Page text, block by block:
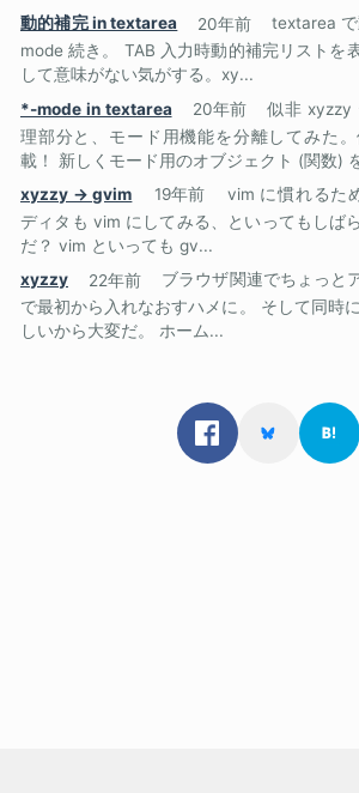
動的補完 in textarea
20年前
textarea
mode 続き。 TAB 入力時動的補完リストを
して意味がない気がする。xy...
*-mode in textarea
20年前
似非 xyzzy
理部分と、モード用機能を分離してみた
載！ 新しくモード用のオブジェクト (関数)
xyzzy -> gvim
19年前
vim に慣れるた
ディタも vim にしてみる、といってもしば
だ？ vim といっても gv...
xyzzy
22年前
ブラウザ関連でちょっと
で最初から入れなおすハメに。 そして同時
しいから大変だ。 ホーム...